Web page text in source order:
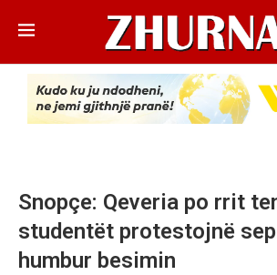
Snopçe: Qeveria po rrit
studentët protestojnë
humbur besimin